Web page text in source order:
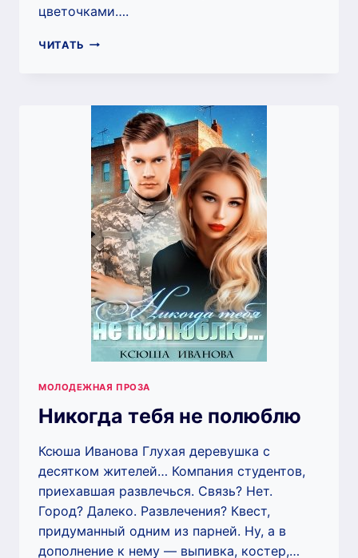
цветочками….
ЧИТАТЬ УХОДИ!
МОЛОДЕЖНАЯ ПРОЗА
Никогда тебя не полюблю
Ксюша Иванова Глухая деревушка с
десятком жителей… Компания студентов,
приехавшая развлечься. Связь? Нет.
Город? Далеко. Развлечения? Квест,
придуманный одним из парней. Ну, а в
дополнение к нему — выпивка, костер,…